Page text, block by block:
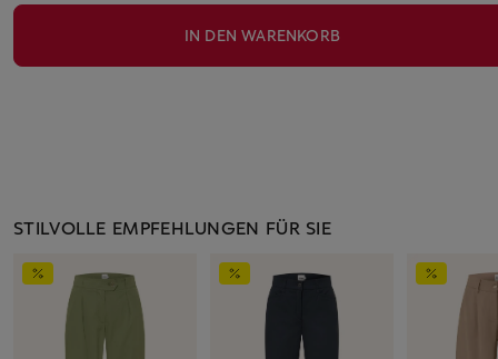
IN DEN WARENKORB
STILVOLLE EMPFEHLUNGEN FÜR SIE